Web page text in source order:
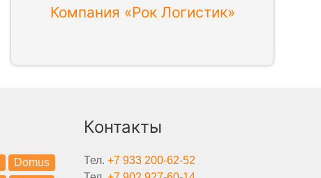
Компания «Рок Логистик»
Domus
Контакты
Тел.+7 933 200-62-52